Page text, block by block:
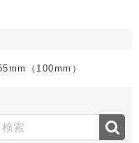
（100mm）